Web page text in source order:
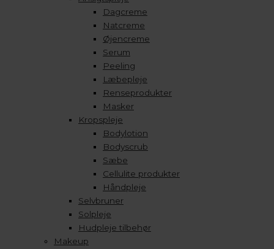
Dagcreme
Natcreme
Øjencreme
Serum
Peeling
Læbepleje
Renseprodukter
Masker
Kropspleje
Bodylotion
Bodyscrub
Sæbe
Cellulite produkter
Håndpleje
Selvbruner
Solpleje
Hudpleje tilbehør
Makeup